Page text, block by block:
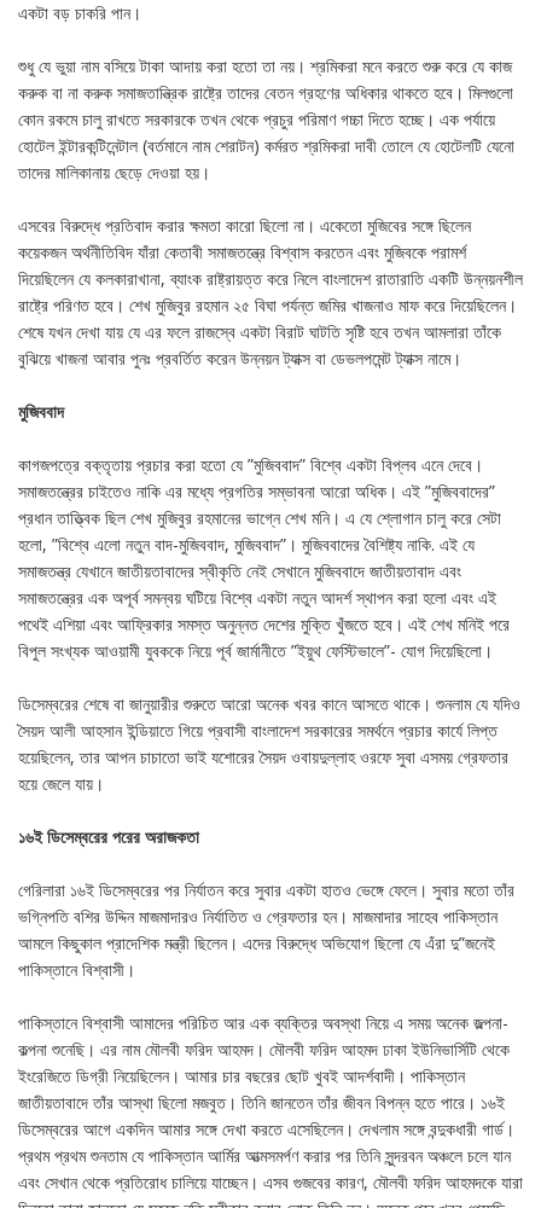
একটা বড় চাকরি পান।
শুধু যে ভুয়া নাম বসিয়ে টাকা আদায় করা হতো তা নয়। শ্রমিকরা মনে করতে শুরু করে যে কাজ
করুক বা না করুক সমাজতান্ত্রিক রাষ্ট্রে তাদের বেতন গ্রহণের অধিকার থাকতে হবে। মিলগুলো
কোন রকমে চালু রাখতে সরকারকে তখন থেকে প্রচুর পরিমাণ গচ্চা দিতে হচ্ছে। এক পর্যায়ে
হোটেল ইন্টারকন্টিনেন্টাল (বর্তমানে নাম শেরাটন) কর্মরত শ্রমিকরা দাবী তোলে যে হোটেলটি যেনো
তাদের মালিকানায় ছেড়ে দেওয়া হয়।
এসবের বিরুদ্ধে প্রতিবাদ করার ক্ষমতা কারো ছিলো না। একেতো মুজিবের সঙ্গে ছিলেন
কয়েকজন অর্থনীতিবিদ যাঁরা কেতাবী সমাজতন্ত্রে বিশ্বাস করতেন এবং মুজিবকে পরামর্শ
দিয়েছিলেন যে কলকারাখানা, ব্যাংক রাষ্ট্রায়ত্ত করে নিলে বাংলাদেশ রাতারাতি একটি উন্নয়নশীল
রাষ্ট্রে পরিণত হবে। শেখ মুজিবুর রহমান ২৫ বিঘা পর্যন্ত জমির খাজনাও মাফ করে দিয়েছিলেন।
শেষে যখন দেখা যায় যে এর ফলে রাজস্বে একটা বিরাট ঘাটতি সৃষ্টি হবে তখন আমলারা তাঁকে
বুঝিয়ে খাজনা আবার পুনঃ প্রবর্তিত করেন উন্নয়ন ট্যাক্স বা ডেভলপমেন্ট ট্যাক্স নামে।
মুজিববাদ
কাগজপত্রে বক্তৃতায় প্রচার করা হতো যে ”মুজিববাদ” বিশ্বে একটা বিপ্লব এনে দেবে।
সমাজতন্ত্রের চাইতেও নাকি এর মধ্যে প্রগতির সম্ভাবনা আরো অধিক। এই ”মুজিববাদের”
প্রধান তাত্ত্বিক ছিল শেখ মুজিবুর রহমানের ভাগ্নে শেখ মনি। এ যে শ্লোগান চালু করে সেটা
হলো, ”বিশ্বে এলো নতুন বাদ-মুজিববাদ, মুজিববাদ”। মুজিববাদের বৈশিষ্ট্য নাকি. এই যে
সমাজতন্ত্র যেখানে জাতীয়তাবাদের স্বীকৃতি নেই সেখানে মুজিববাদে জাতীয়তাবাদ এবং
সমাজতন্ত্রের এক অপূর্ব সমন্বয় ঘটিয়ে বিশ্বে একটা নতুন আদর্শ স্থাপন করা হলো এবং এই
পথেই এশিয়া এবং আফ্রিকার সমস্ত অনুন্নত দেশের মুক্তি খুঁজতে হবে। এই শেখ মনিই পরে
বিপুল সংখ্যক আওয়ামী যুবককে নিয়ে পূর্ব জার্মানীতে ”ইয়ুথ ফেস্টিভালে”- যোগ দিয়েছিলো।
ডিসেম্বরের শেষে বা জানুয়ারীর শুরুতে আরো অনেক খবর কানে আসতে থাকে। শুনলাম যে যদিও
সৈয়দ আলী আহসান ইন্ডিয়াতে গিয়ে প্রবাসী বাংলাদেশ সরকারের সমর্থনে প্রচার কার্যে লিপ্ত
হয়েছিলেন, তার আপন চাচাতো ভাই যশোরের সৈয়দ ওবায়দুল্লাহ ওরফে সুবা এসময় গ্রেফতার
হয়ে জেলে যায়।
১৬ই ডিসেম্বরের পরের অরাজকতা
গেরিলারা ১৬ই ডিসেম্বরের পর নির্যাতন করে সুবার একটা হাতও ভেঙ্গে ফেলে। সুবার মতো তাঁর
ভগ্নিপতি বশির উদ্দিন মাজমাদারও নির্যাতিত ও গ্রেফতার হন। মাজমাদার সাহেব পাকিস্তান
আমলে কিছুকাল প্রাদেশিক মন্ত্রী ছিলেন। এদের বিরুদ্ধে অভিযোগ ছিলো যে এঁরা দু”জনেই
পাকিস্তানে বিশ্বাসী।
পাকিস্তানে বিশ্বাসী আমাদের পরিচিত আর এক ব্যক্তির অবস্থা নিয়ে এ সময় অনেক জল্পনা-
কল্পনা শুনেছি। এর নাম মৌলবী ফরিদ আহমদ। মৌলবী ফরিদ আহমদ ঢাকা ইউনিভার্সিটি থেকে
ইংরেজিতে ডিগ্রী নিয়েছিলেন। আমার চার বছরের ছোট খুবই আদর্শবাদী। পাকিস্তান
জাতীয়তাবাদে তাঁর আস্থা ছিলো মজবুত। তিনি জানতেন তাঁর জীবন বিপন্ন হতে পারে। ১৬ই
ডিসেম্বরের আগে একদিন আমার সঙ্গে দেখা করতে এসেছিলেন। দেখলাম সঙ্গে বন্দুকধারী গার্ড।
প্রথম প্রথম শুনতাম যে পাকিস্তান আর্মির আত্মসমর্পণ করার পর তিনি সুন্দরবন অঞ্চলে চলে যান
এবং সেখান থেকে প্রতিরোধ চালিয়ে যাচ্ছেন। এসব গুজবের কারণ, মৌলবী ফরিদ আহমদকে যারা